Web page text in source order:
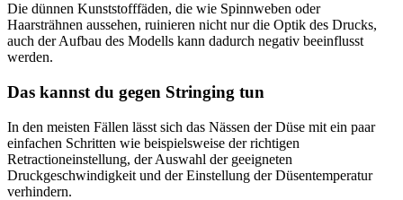
Die dünnen Kunststofffäden, die wie Spinnweben oder
Haarsträhnen aussehen, ruinieren nicht nur die Optik des Drucks,
auch der Aufbau des Modells kann dadurch negativ beeinflusst
werden.
Das kannst du gegen Stringing tun
In den meisten Fällen lässt sich das Nässen der Düse mit ein paar
einfachen Schritten wie beispielsweise der richtigen
Retractioneinstellung, der Auswahl der geeigneten
Druckgeschwindigkeit und der Einstellung der Düsentemperatur
verhindern.